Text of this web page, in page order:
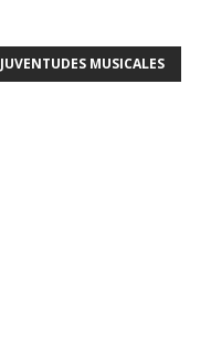
JUVENTUDES MUSICALES